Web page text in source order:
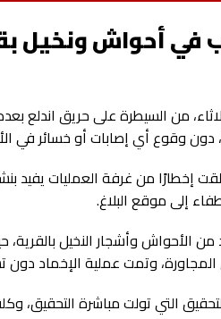
أحواش ونخيل
من السيطرة على حريق اندلع
دون وقوع أي إصابات أو خسائر في
إخطارًا من غرفة العمليات
إلى موقع البلاغ.
الأحواش وأشجار النخيل
المجاورة، وتمت عملية الإخماد
التي تولت مباشرة التحقيق،